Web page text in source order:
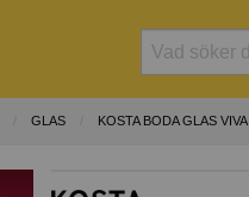
GLAS KOSTA BODA GLAS VIVA